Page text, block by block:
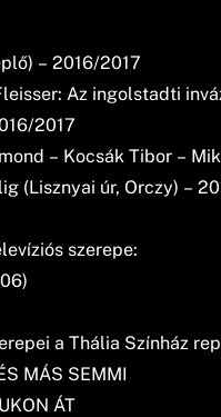
– 2016/2017
Az ingolstadti
2017
– Kocsák Tibor –
(Lisznyai úr, Orczy) –
szerepe:
a Thália Színház
MÁS SEMMI
ÁT